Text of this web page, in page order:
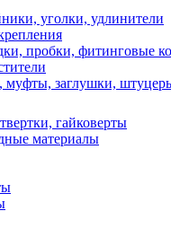
уголки, удлинители
пробки, фитинговые
муфты, заглушки,
гайковерты
материалы